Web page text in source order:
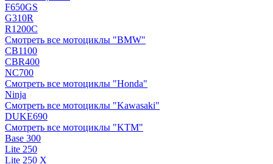
F650GS
G310R
R1200C
Смотреть все мотоциклы "BMW"
CB1100
CBR400
NC700
Смотреть все мотоциклы "Honda"
Ninja
Смотреть все мотоциклы "Kawasaki"
DUKE690
Смотреть все мотоциклы "KTM"
Base 300
Lite 250
Lite 250 X